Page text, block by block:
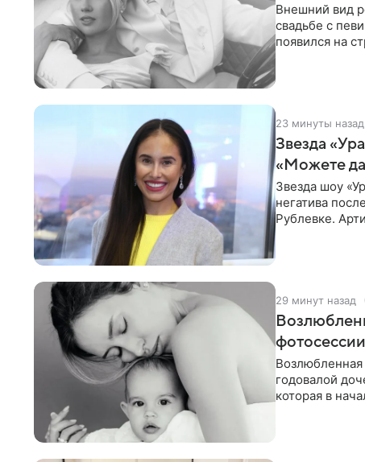
Внешний вид
свадьбе с
появился на
23 минуты назад
Звезда
«Можете
Звезда шоу
негатива
Рублевке.
29 минут назад
Возлюбленная
годовалой
которая в